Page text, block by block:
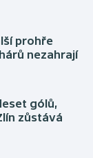
prohře
nezahrají
gólů,
zůstává